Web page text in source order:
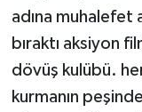
adına muhalefet
bıraktı aksiyon
dövüş kulübü.
kurmanın